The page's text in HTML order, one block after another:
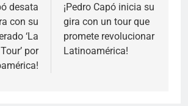
desata
con su
‘La
por
¡Pedro Capó inicia su
gira con un tour que
promete revolucionar
Latinoamérica!